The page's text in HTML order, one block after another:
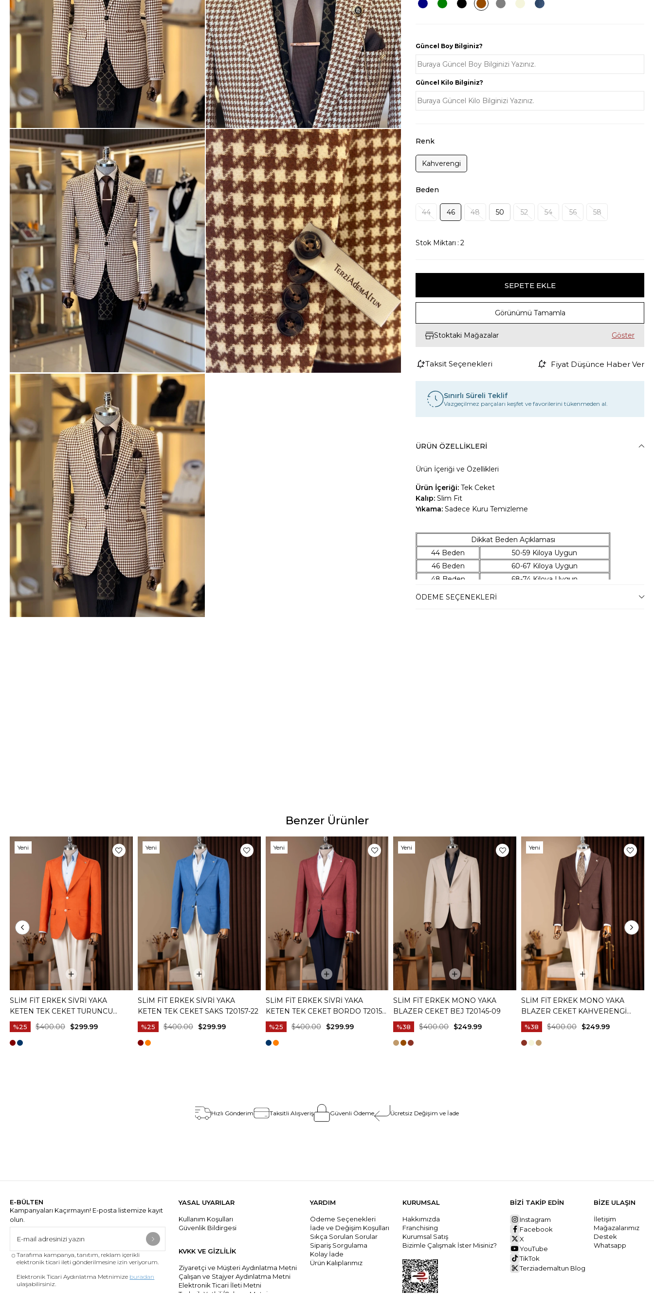
Triko
Güncel Boy Bilginiz?
Güncel Kilo Bilginiz?
Renk
Kahverengi
Beden
44 46 48 50 52 54 56 58
Stok Miktarı : 2
Görünümü Tamamla
Stoktaki Mağazalar
Taksit Seçenekleri Fiyat Düşünce Haber Ver
Sınırlı Süreli Teklif
Vazgeçilmez parçaları keşfet ve favorilerini tükenmeden al.
ÜRÜN ÖZELLIKLERI
Ürün İçeriği ve Özellikleri
Ürün İçeriği: Tek Ceket
Kalıp: Slim Fit
Yıkama: Sadece Kuru Temizleme
Dikkat Beden Açıklaması
44 Beden
50-59 Kiloya Uygun
46 Beden
60-67 Kiloya Uygun
48 Beden
68-74 Kiloya Uygun
50 Beden
ÖDEME SEÇENEKLERI
Benzer Ürünler
SLIM FIT ERKEK SIVRI YAKA
KETEN TEK CEKET TURUNCU
T20157-35
%25 $299.99
$400.00
Yeni
SLIM FIT ERKEK SIVRI YAKA
KETEN TEK CEKET SAKS T20157-22
%25 $299.99
$400.00
Yeni
SLIM FIT ERKEK SIVRI YAKA
KETEN TEK CEKET BORDO T20157-
10
%25 $299.99
$400.00
Yeni
SLIM FIT ERKEK MONO YAKA
BLAZER CEKET BEJ T20145-09
%38 $249.99
$400.00
Yeni
SLIM FIT ERKEK MONO YAKA
BLAZER CEKET KAHVERENGI
T20145-03
%38 $249.99
$400.00
Yeni
Hızlı Gönderim Taksitli Alışveriş Güvenli Ödeme Ücretsiz Değişim ve İade
E-BÜLTEN
Kampanyaları Kaçırmayın! E-posta listemize kayıt
olun.
Tarafıma kampanya, tanıtım, reklam içerikli
elektronik ticari ileti gönderilmesine izin veriyorum.
Elektronik Ticari Aydınlatma Metnimize buradan
ulaşabilirsiniz.
YASAL UYARILAR
Kullanım Koşulları
Güvenlik Bildirgesi
KVKK VE GİZLİLİK
Ziyaretçi ve Müşteri Aydınlatma Metni
Çalışan ve Stajyer Aydınlatma Metni
Elektronik Ticari İleti Metni
Tedarik Yetkili/Çalışanı Metni
YARDIM
Ödeme Seçenekleri
İade ve Değişim Koşulları
Sıkça Sorulan Sorular
Sipariş Sorgulama
Kolay İade
Ürün Kalıplarımız
KURUMSAL
Hakkımızda
Franchising
Kurumsal Satış
Bizimle Çalışmak İster Misiniz?
BİZİ TAKİP EDİN
Instagram
Facebook
X
YouTube
TikTok
Terziademaltun Blog
BİZE ULAŞIN
İletişim
Mağazalarımız
Destek
Whatsapp